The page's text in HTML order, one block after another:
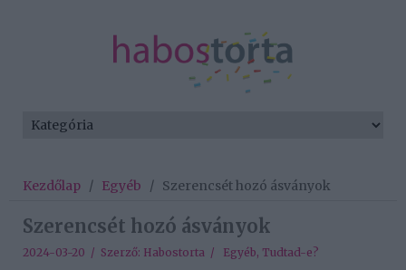
Kezdőlap / Egyéb / Szerencsét hozó ásványok
Szerencsét hozó ásványok
2024-03-20 / Szerző: Habostorta / Egyéb, Tudtad-e?